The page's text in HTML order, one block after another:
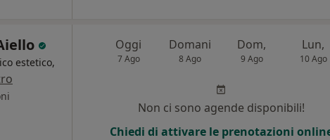
estetico,
Oggi
7 Ago
Domani
8 Ago
Dom,
9 Ago
Lun,
10 Ago
Non ci sono agende disponibili!
Chiedi di attivare le prenotazioni